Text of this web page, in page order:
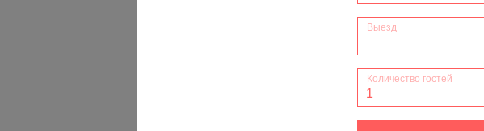
Правила проживания, заезда/
Правила проживания в
Правила проживания в мини-отеле на 5-
Правила проживания заезда /выезда в квартире на 7-ой
Правила